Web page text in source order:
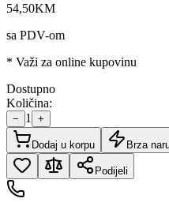
54,50KM
sa PDV-om
* Važi za online kupovinu
Dostupno
Količina:
− 1 +
Dodaj u korpu Brza
Podijeli